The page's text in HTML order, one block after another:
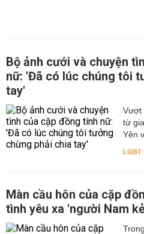
Bộ ảnh cưới và chuyện
nữ: 'Đã có lúc chúng tôi
tay'
Vượt
từ
Yên
LGBT
Màn cầu hôn của cặp
tình yêu xa 'người Nam